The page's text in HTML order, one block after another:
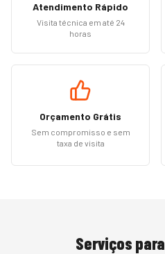
Atendimento Rápido
Visita técnica em até 24
horas
Orçamento Grátis
Sem compromisso e sem
taxa de visita
Serviços para